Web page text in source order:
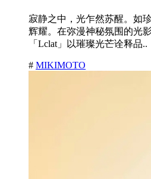
寂静之中，光乍然苏醒。如
辉耀。在弥漫神秘氛围的光
「Lclat」以璀璨光芒诠释品..
# MIKIMOTO